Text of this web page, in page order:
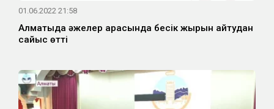
01.06.2022 21:58
Алматыда әжелер арасында бесік жырын айтудан
сайыс өтті